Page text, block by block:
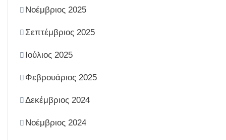
Νοέμβριος 2025
Σεπτέμβριος 2025
Ιούλιος 2025
Φεβρουάριος 2025
Δεκέμβριος 2024
Νοέμβριος 2024